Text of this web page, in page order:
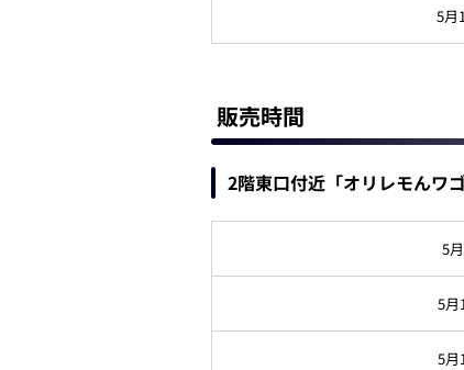
5月
販売時間
2階東口付近「オリレモんワゴ
5
5月
5月